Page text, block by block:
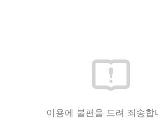
이용에 불편을 드려 죄송합